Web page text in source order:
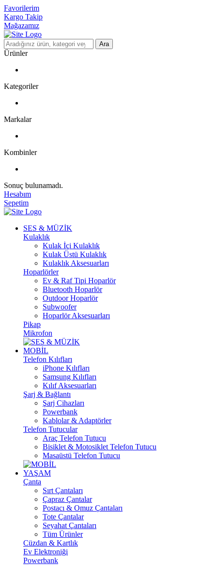
Favorilerim
Kargo Takip
Mağazamız
Ara
Ürünler
Kategoriler
Markalar
Kombinler
Sonuç bulunamadı.
Hesabım
Sepetim
SES & MÜZİK
Kulaklık
Kulak İçi Kulaklık
Kulak Üstü Kulaklık
Kulaklık Aksesuarları
Hoparlörler
Ev & Raf Tipi Hoparlör
Bluetooth Hoparlör
Outdoor Hoparlör
Subwoofer
Hoparlör Aksesuarları
Pikap
Mikrofon
MOBİL
Telefon Kılıfları
iPhone Kılıfları
Samsung Kılıfları
Kılıf Aksesuarları
Şarj & Bağlantı
Şarj Cihazları
Powerbank
Kablolar & Adaptörler
Telefon Tutucular
Araç Telefon Tutucu
Bisiklet & Motosiklet Telefon Tutucu
Masaüstü Telefon Tutucu
YAŞAM
Çanta
Sırt Çantaları
Çapraz Çantalar
Postacı & Omuz Çantaları
Tote Çantalar
Seyahat Çantaları
Tüm Ürünler
Cüzdan & Kartlık
Ev Elektroniği
Powerbank